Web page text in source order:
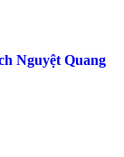
Nguyệt Quang